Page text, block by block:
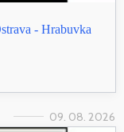
- Hrabuvka
09. 08. 2026